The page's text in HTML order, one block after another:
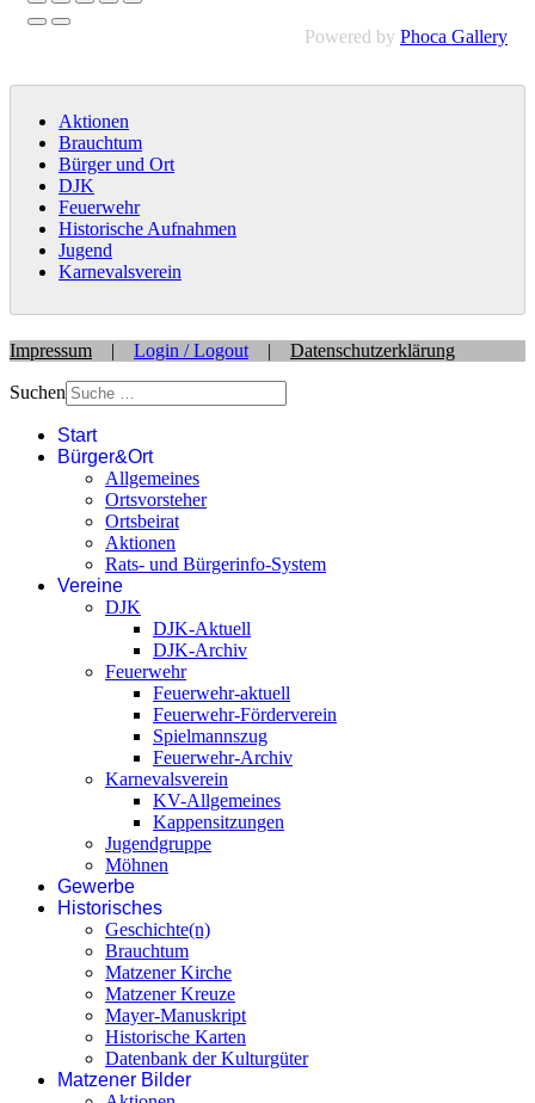
Powered by Phoca Gallery
Aktionen
Brauchtum
Bürger und Ort
DJK
Feuerwehr
Historische Aufnahmen
Jugend
Karnevalsverein
Impressum | Login / Logout | Datenschutzerklärung
Suchen
Start
Bürger&Ort
Allgemeines
Ortsvorsteher
Ortsbeirat
Aktionen
Rats- und Bürgerinfo-System
Vereine
DJK
DJK-Aktuell
DJK-Archiv
Feuerwehr
Feuerwehr-aktuell
Feuerwehr-Förderverein
Spielmannszug
Feuerwehr-Archiv
Karnevalsverein
KV-Allgemeines
Kappensitzungen
Jugendgruppe
Möhnen
Gewerbe
Historisches
Geschichte(n)
Brauchtum
Matzener Kirche
Matzener Kreuze
Mayer-Manuskript
Historische Karten
Datenbank der Kulturgüter
Matzener Bilder